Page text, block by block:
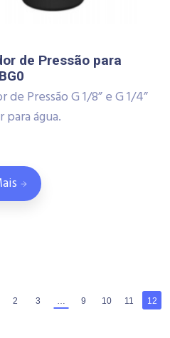
de Pressão para
de Pressão G 1/8” e G 1/4”
para água.
2 3 … 9 10 11 12